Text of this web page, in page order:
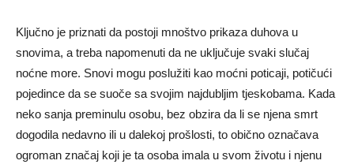
Ključno je priznati da postoji mnoštvo prikaza duhova u
snovima, a treba napomenuti da ne uključuje svaki slučaj
noćne more. Snovi mogu poslužiti kao moćni poticaji, potičući
pojedince da se suoče sa svojim najdubljim tjeskobama. Kada
neko sanja preminulu osobu, bez obzira da li se njena smrt
dogodila nedavno ili u dalekoj prošlosti, to obično označava
ogroman značaj koji je ta osoba imala u svom životu i njenu